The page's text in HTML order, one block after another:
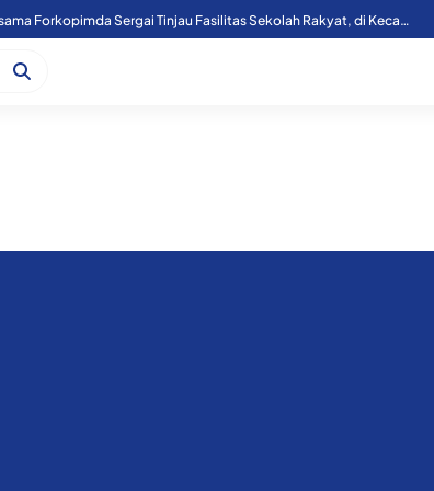
Kapoolres Sergai Bersama Forkopimda Sergai Tinjau Fasilitas Sekolah Rakyat, di Kecamatan Firdaus.